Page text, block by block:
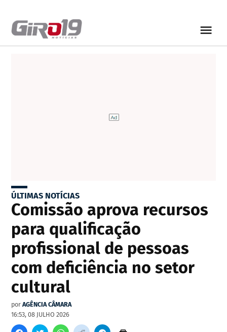
ÚLTIMAS NOTÍCIAS
Comissão aprova recursos
para qualificação
profissional de pessoas
com deficiência no setor
cultural
por AGÊNCIA CÂMARA
16:53, 08 JULHO 2026